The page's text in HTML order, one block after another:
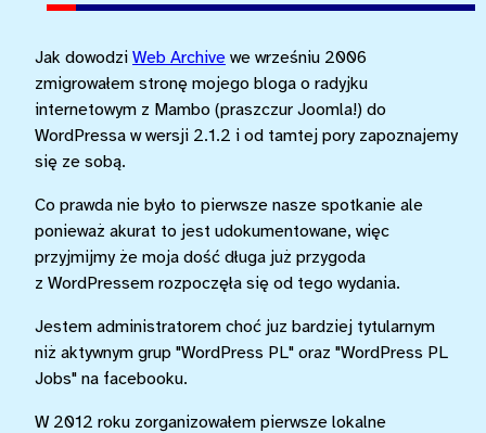
Jak dowodzi Web Archive we wrześniu 2006
zmigrowałem stronę mojego bloga o radyjku
internetowym z Mambo (praszczur Joomla!) do
WordPressa w wersji 2.1.2 i od tamtej pory zapoznajemy
się ze sobą.
Co prawda nie było to pierwsze nasze spotkanie ale
ponieważ akurat to jest udokumentowane, więc
przyjmijmy że moja dość długa już przygoda
z WordPressem rozpoczęła się od tego wydania.
Jestem administratorem choć juz bardziej tytularnym
niż aktywnym grup "WordPress PL" oraz "WordPress PL
Jobs" na facebooku.
W 2012 roku zorganizowałem pierwsze lokalne